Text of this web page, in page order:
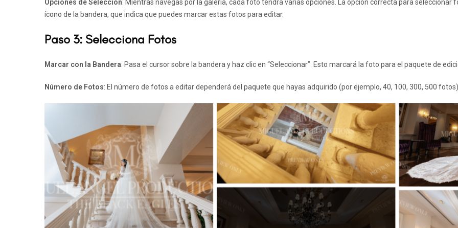
Opciones de Selección: Mientras navegas por la galería, cada foto tendrá varias opciones. La opción correcta para seleccionar
ícono de la bandera, que indica que puedes marcar estas fotos para editar.
Paso 3: Selecciona Fotos
Marcar con la Bandera: Pasa el cursor sobre la bandera y haz clic en “Seleccionar”. Esto marcará la foto para el paquete de
Número de Fotos: El número de fotos a editar dependerá del paquete que hayas adquirido (por ejemplo, 40, 100, 300, 500 fotos).